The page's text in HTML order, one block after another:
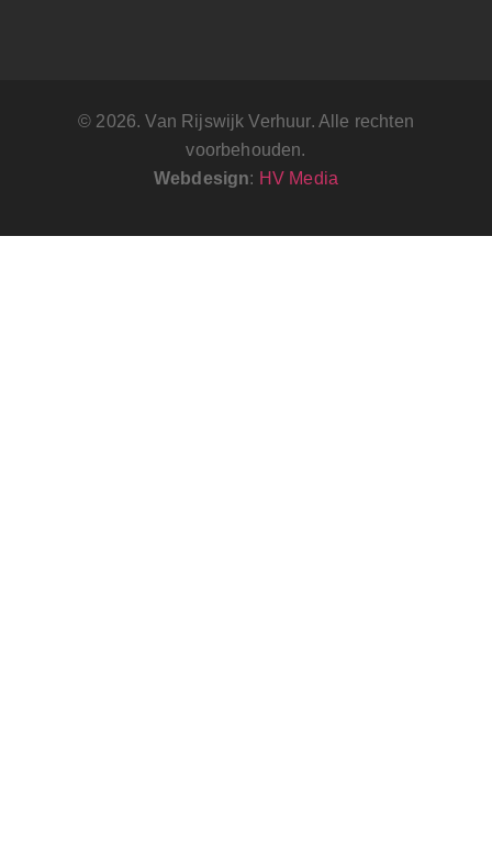
© 2026. Van Rijswijk Verhuur. Alle rechten
voorbehouden.
Webdesign: HV Media